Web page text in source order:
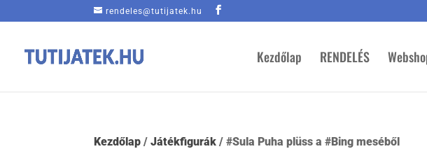
rendeles@tutijatek.hu
Kezdőlap RENDELÉS
Kezdőlap /Játékfigurák / #Sula Puha plüss a #Bing meséből